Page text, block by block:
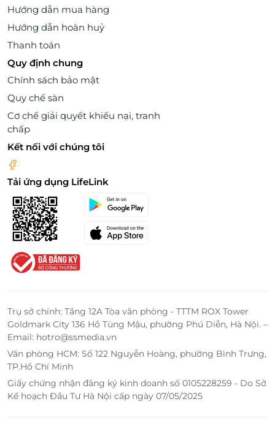
Hướng dẫn mua hàng
Hướng dẫn hoàn huỷ
Thanh toán
Quy định chung
Chính sách bảo mật
Quy chế sàn
Cơ chế giải quyết khiếu nại, tranh
chấp
Kết nối với chúng tôi
Tải ứng dụng LifeLink
Trụ sở chính: Tầng 12A Tòa văn phòng - TTTM ROX Tower
Goldmark City 136 Hồ Tùng Mậu, phường Phú Diễn, Hà Nội. –
Email: hotro@ssmedia.vn
Văn phòng HCM: Số 122 Nguyễn Hoàng, phường Bình Trưng,
TP.Hồ Chí Minh
Giấy chứng nhận đăng ký kinh doanh số 0105228259 - Do Sở
Kế hoạch Đầu Tư Hà Nội cấp ngày 07/05/2025